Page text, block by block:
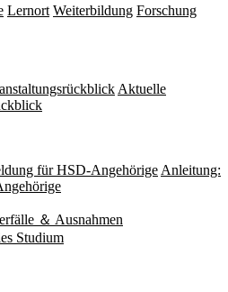
Lernort Weiterbildung Forschung
Aktuelle
für HSD-Angehörige Anleitung:
＆ Ausnahmen
Studium